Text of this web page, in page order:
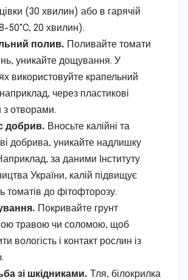
(30 хвилин) або в гарячій
50°C, 20 хвилин).
полив. Поливайте томати
уникайте дощування. У
використовуйте крапельний
через пластикові
отворами.
добрив. Вносьте калійні та
добрива, уникайте надлишку
за даними Інституту
України, калій підвищує
томатів до фітофторозу.
Покривайте грунт
травою чи соломою, щоб
вологість і контакт рослин із
зі шкідниками. Тля, білокрилка